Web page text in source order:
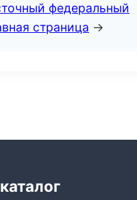
федеральный
страница →